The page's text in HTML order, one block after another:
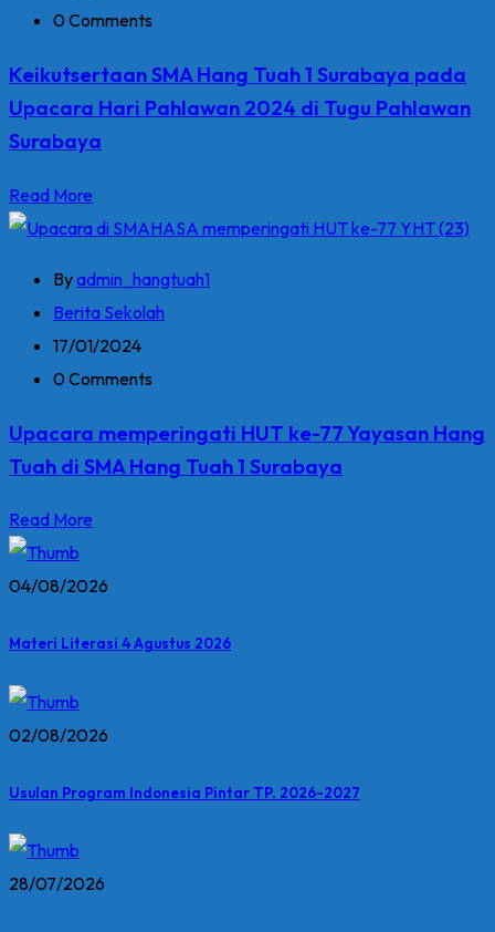
0 Comments
Keikutsertaan SMA Hang Tuah 1 Surabaya pada
Upacara Hari Pahlawan 2024 di Tugu Pahlawan
Surabaya
Read More
Byadmin_hangtuah1
Berita Sekolah
17/01/2024
0 Comments
Upacara memperingati HUT ke-77 Yayasan Hang
Tuah di SMA Hang Tuah 1 Surabaya
Read More
04/08/2026
Materi Literasi 4 Agustus 2026
02/08/2026
Usulan Program Indonesia Pintar TP. 2026-2027
28/07/2026